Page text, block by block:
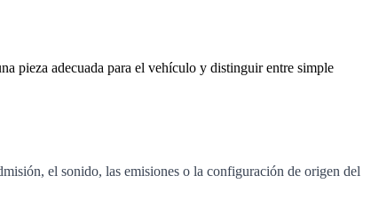
pieza adecuada para el vehículo y distinguir entre simple
el sonido, las emisiones o la configuración de origen del